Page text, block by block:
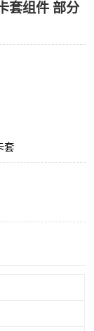
套组件 部分
套